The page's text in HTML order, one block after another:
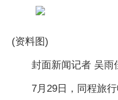
(资料图)
封面新闻记者 吴雨
7月29日，同程旅